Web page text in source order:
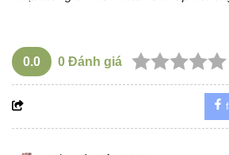
0.0 0 Đánh giá